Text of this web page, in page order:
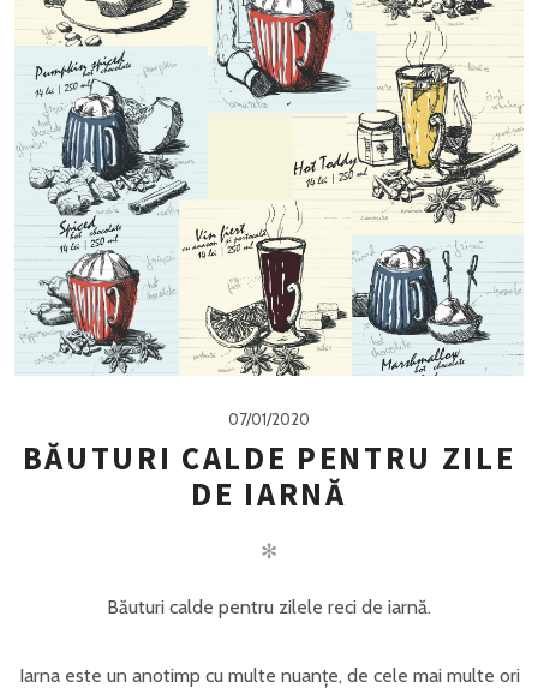
07/01/2020
BĂUTURI CALDE PENTRU ZILE
DE IARNĂ
✻
Băuturi calde pentru zilele reci de iarnă.
Iarna este un anotimp cu multe nuanțe, de cele mai multe ori